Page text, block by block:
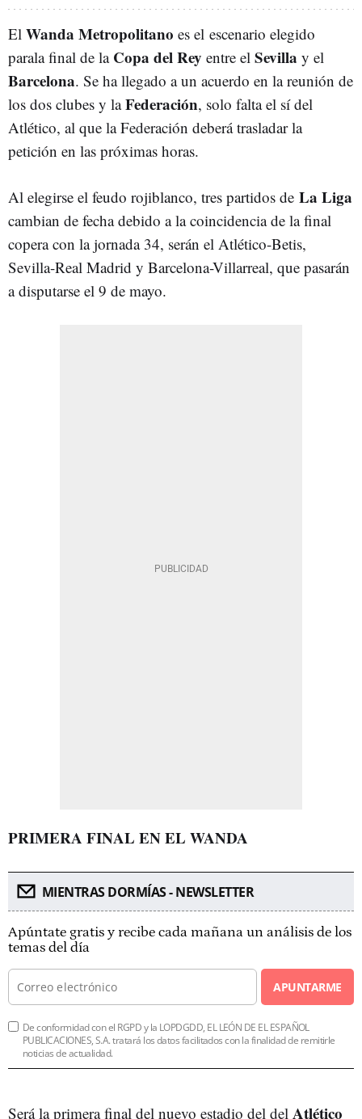
El Wanda Metropolitano es el escenario elegido
parala final de laCopa del Rey entre el Sevilla y el
Barcelona. Se ha llegado a un acuerdo en la reunión de
los dos clubes y laFederación, solo falta el sí del
Atlético, al que la Federación deberá trasladar la
petición en las próximas horas.
Al elegirse el feudo rojiblanco, tres partidos de La Liga
cambian de fecha debido a la coincidencia de la final
copera con la jornada 34, serán el Atlético-Betis,
Sevilla-Real Madrid y Barcelona-Villarreal, que pasarán
a disputarse el 9 de mayo.
PRIMERA FINAL EN EL WANDA
MIENTRAS DORMÍAS - NEWSLETTER
Apúntate gratis y recibe cada mañana un análisis de los
temas del día
APUNTARME
De conformidad con el RGPD y la LOPDGDD, EL LEÓN DE EL ESPAÑOL
PUBLICACIONES, S.A. tratará los datos facilitados con la finalidad de remitirle
noticias de actualidad.
Será la primera final del nuevo estadio del del Atlético